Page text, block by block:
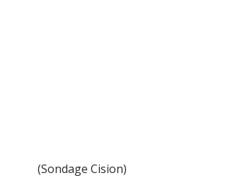
(Sondage Cision)